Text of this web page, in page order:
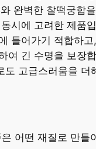
완벽한 찰떡궁합
시에 고려한 제품
들어가기 적합하
여 긴 수명을 보장
도 고급스러움을 더
어떤 재질로 만들